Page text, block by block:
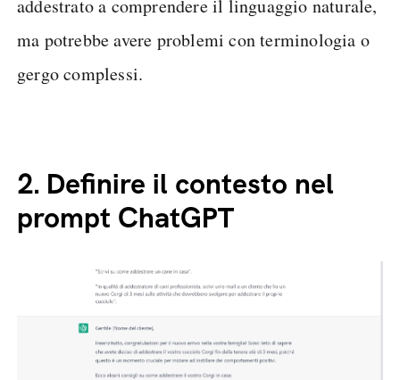
addestrato a comprendere il linguaggio naturale,
ma potrebbe avere problemi con terminologia o
gergo complessi.
2. Definire il contesto nel
prompt ChatGPT